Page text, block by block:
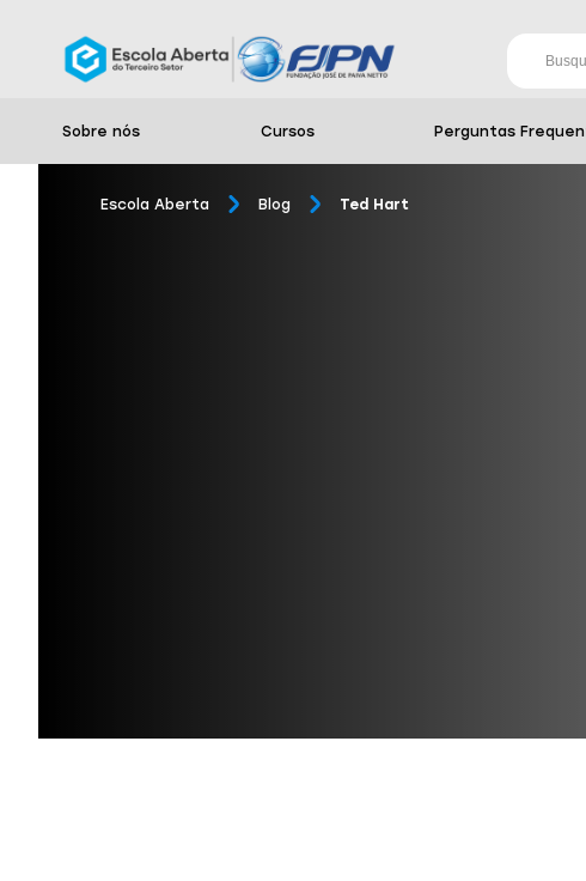
Sobre nós Cursos Perguntas
Escola Aberta Blog Ted Hart